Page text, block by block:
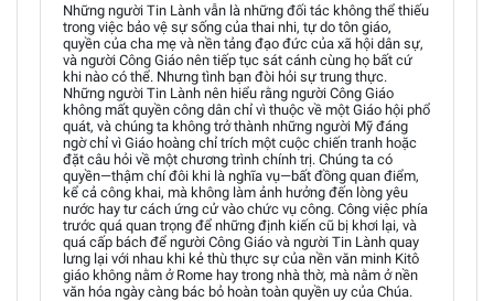
Những người Tin Lành vẫn là những đối tác không thể thiếu
trong việc bảo vệ sự sống của thai nhi, tự do tôn giáo,
quyền của cha mẹ và nền tảng đạo đức của xã hội dân sự,
và người Công Giáo nên tiếp tục sát cánh cùng họ bất cứ
khi nào có thể. Nhưng tình bạn đòi hỏi sự trung thực.
Những người Tin Lành nên hiểu rằng người Công Giáo
không mất quyền công dân chỉ vì thuộc về một Giáo hội phổ
quát, và chúng ta không trở thành những người Mỹ đáng
ngờ chỉ vì Giáo hoàng chỉ trích một cuộc chiến tranh hoặc
đặt câu hỏi về một chương trình chính trị. Chúng ta có
quyền—thậm chí đôi khi là nghĩa vụ—bất đồng quan điểm,
kể cả công khai, mà không làm ảnh hưởng đến lòng yêu
nước hay tư cách ứng cử vào chức vụ công. Công việc phía
trước quá quan trọng để những định kiến cũ bị khơi lại, và
quá cấp bách để người Công Giáo và người Tin Lành quay
lưng lại với nhau khi kẻ thù thực sự của nền văn minh Kitô
giáo không nằm ở Rome hay trong nhà thờ, mà nằm ở nền
văn hóa ngày càng bác bỏ hoàn toàn quyền uy của Chúa.